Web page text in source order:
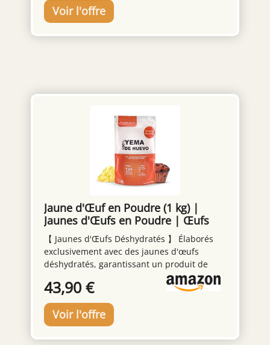
Jaune d'Œuf en Poudre (1 kg) |
Jaunes d'Œufs en Poudre | Œufs
Pasteurisés | Sans Additifs |
Produits Sans Lactose |
Présentation en Sachet Sous Vide
【 Jaunes d'Œufs Déshydratés 】 Élaborés
exclusivement avec des jaunes d'œufs
déshydratés, garantissant un produit de
première qualité pour vos recettes. Leur
pureté se reflète dans chaque préparation
【 Préparation 】 Avec un mélange simple
d'une partie de jaune d'œuf en poudre et
d'une partie d'eau, obtenez une texture
homogène prête à être utilisée dans vos
43,90 €